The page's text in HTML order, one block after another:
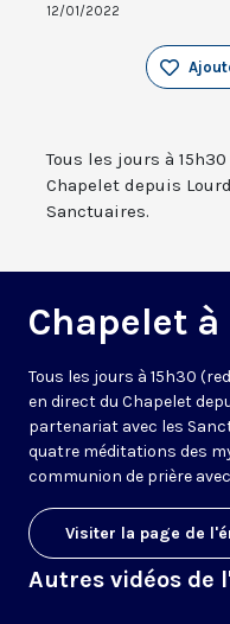
12/01/2022
Tous les jours à
Chapelet depuis
Sanctuaires.
Chapelet
Tous les jours à 15h30
en direct du Chapelet
partenariat avec les
quatre méditations des
communion de prière
Visiter la page de
Autres vidéos de